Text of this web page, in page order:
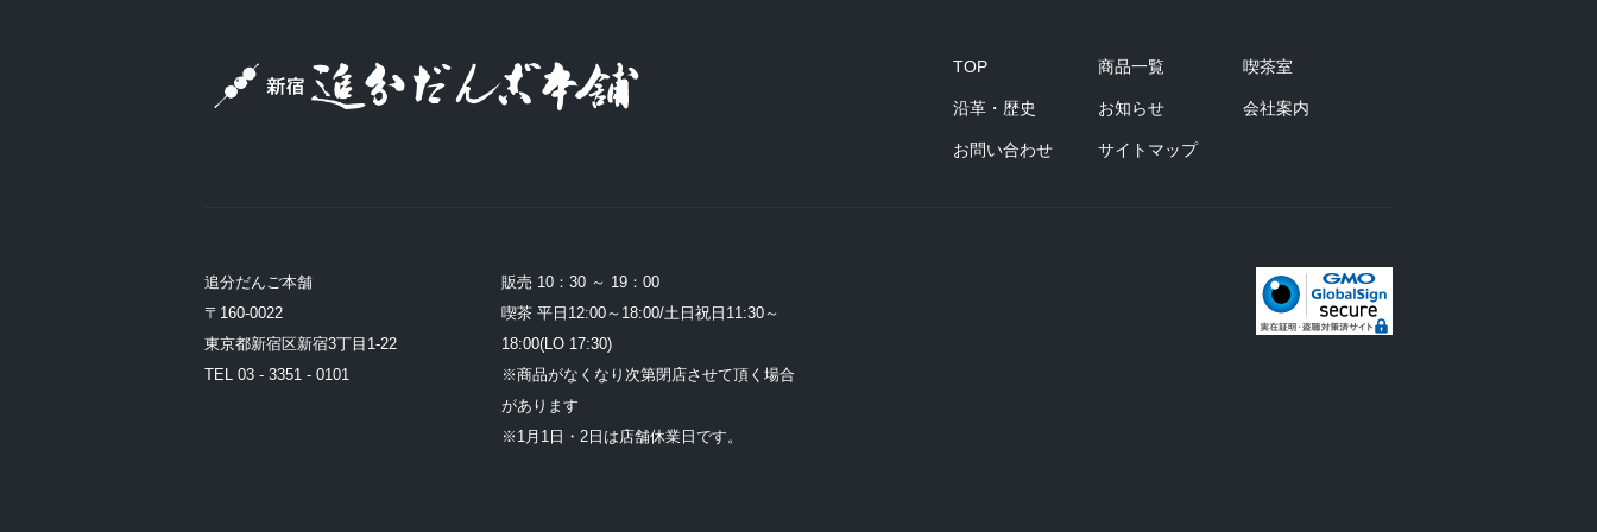
TOP 商品一覧 喫茶室
沿革・歴史 お知らせ 会社案内
お問い合わせ サイトマップ
追分だんご本舗
〒160-0022
東京都新宿区新宿3丁目1-22
TEL 03 - 3351 - 0101
販売 10：30 ～ 19：00
喫茶 平日12:00～18:00/土日祝日11:30～
18:00(LO 17:30)
※商品がなくなり次第閉店させて頂く場合
があります
※1月1日・2日は店舗休業日です。